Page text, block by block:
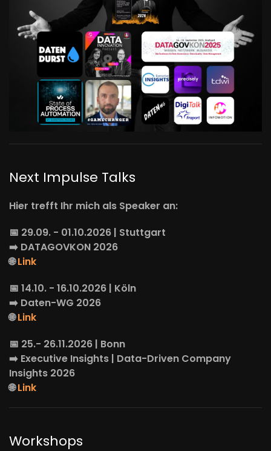
Next Impulse Talks
Hier trefft Ihr mich als Speaker an:
📅 29.09. - 01.10.2026 | Stuttgart
➡️ DATAGOVKON 2026
🌐Link
📅 14.10. - 16.10.2026 | Köln
➡️ Daten-WG 2026
🌐Link
📅 25.- 26.11.2026 | Bonn
➡️ Executive Insights | Data-Driven Company
Insights 2026
🌐Link
Workshops